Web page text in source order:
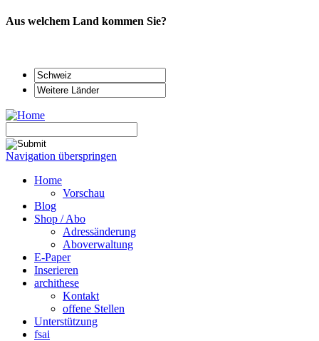
Aus welchem Land kommen Sie?
Navigation überspringen
Home
Vorschau
Blog
Shop / Abo
Adressänderung
Aboverwaltung
E-Paper
Inserieren
archithese
Kontakt
offene Stellen
Unterstützung
fsai